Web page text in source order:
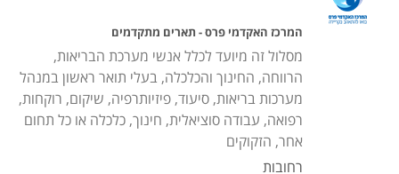
המרכז האקדמי פרס - תארים מתקדמים
מסלול זה מיועד לכלל אנשי מערכת הבריאות,
הרווחה, החינוך והכלכלה, בעלי תואר ראשון במנהל
מערכות בריאות, סיעוד, פיזיותרפיה, שיקום, רוקחות,
רפואה, עבודה סוציאלית, חינוך, כלכלה או כל תחום
אחר, הזקוקים
רחובות